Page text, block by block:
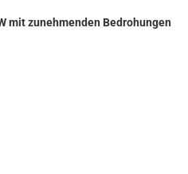
mit zunehmenden Bedrohungen